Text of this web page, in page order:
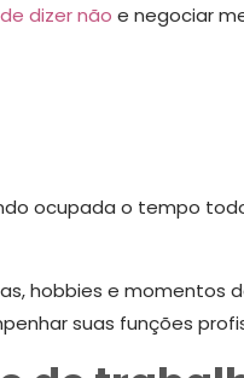
dizer não e negociar
ocupada o tempo
hobbies e momentos
suas funções